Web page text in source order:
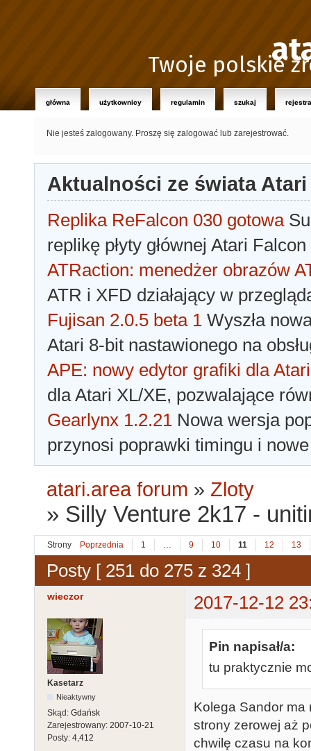
Twoje polskie
główna użytkownicy regulamin szukaj
Nie jesteś zalogowany. Proszę się zalogować lub zarejestrować.
Aktualności ze świata Atari
Replika ReFalcon 030 gotowa
replikę płyty głównej Atari
ATRaction: menedżer obrazów
ATR i XFD działający w
Fujisan 2.0.5 beta 1 Wyszła
Atari 8-bit nastawionego na
APE: nowy edytor grafiki dla Atari
dla Atari XL/XE, pozwalające
Gearlynx 1.2.21 Nowa wersja
przynosi poprawki timingu i
atari.area forum » Zloty
» Silly Venture 2k17 -
Strony Poprzednia 1 … 9 10 11 12 13
Posty [ 251 do 275 z 324 ]
wieczor 2017-12-12
Kasetarz
Nieaktywny
Skąd: Gdańsk
Zarejestrowany: 2007-10-21
Posty: 4,412
Pin napisał/a:
tu praktycznie
Kolega Sandor ma
strony zerowej aż
chwilę czasu na